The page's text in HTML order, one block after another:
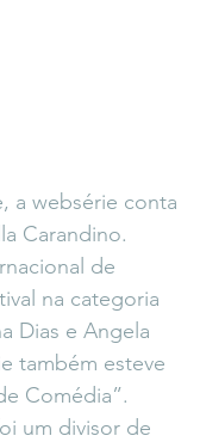
a websérie conta
Carandino.
de
na categoria
Dias e Angela
também esteve
Comédia”.
um divisor de